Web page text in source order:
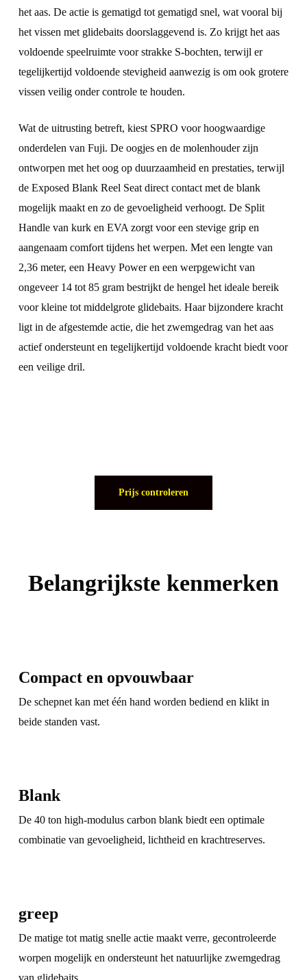
het aas. De actie is gematigd tot gematigd snel, wat vooral bij
het vissen met glidebaits doorslaggevend is. Zo krijgt het aas
voldoende speelruimte voor strakke S-bochten, terwijl er
tegelijkertijd voldoende stevigheid aanwezig is om ook grotere
vissen veilig onder controle te houden.
Wat de uitrusting betreft, kiest SPRO voor hoogwaardige
onderdelen van Fuji. De oogjes en de molenhouder zijn
ontworpen met het oog op duurzaamheid en prestaties, terwijl
de Exposed Blank Reel Seat direct contact met de blank
mogelijk maakt en zo de gevoeligheid verhoogt. De Split
Handle van kurk en EVA zorgt voor een stevige grip en
aangenaam comfort tijdens het werpen. Met een lengte van
2,36 meter, een Heavy Power en een werpgewicht van
ongeveer 14 tot 85 gram bestrijkt de hengel het ideale bereik
voor kleine tot middelgrote glidebaits. Haar bijzondere kracht
ligt in de afgestemde actie, die het zwemgedrag van het aas
actief ondersteunt en tegelijkertijd voldoende kracht biedt voor
een veilige dril.
Prijs controleren
Belangrijkste kenmerken
Compact en opvouwbaar
De schepnet kan met één hand worden bediend en klikt in
beide standen vast.
Blank
De 40 ton high-modulus carbon blank biedt een optimale
combinatie van gevoeligheid, lichtheid en krachtreserves.
greep
De matige tot matig snelle actie maakt verre, gecontroleerde
worpen mogelijk en ondersteunt het natuurlijke zwemgedrag
van glidebaits.